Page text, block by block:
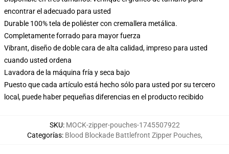
encontrar el adecuado para usted
Durable 100% tela de poliéster con cremallera metálica.
Completamente forrado para mayor fuerza
Vibrant, diseño de doble cara de alta calidad, impreso para usted
cuando usted ordena
Lavadora de la máquina fría y seca bajo
Puesto que cada artículo está hecho sólo para usted por su tercero
local, puede haber pequeñas diferencias en el producto recibido
SKU: MOCK-zipper-pouches-1745507922
Categorías: Blood Blockade Battlefront Zipper Pouches,